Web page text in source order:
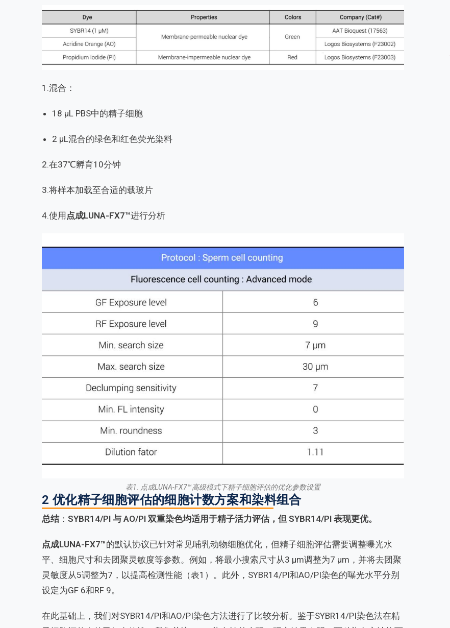
1.混合：
18 μL PBS中的精子细胞
2 μL混合的绿色和红色荧光染料
2.在37℃孵育10分钟
3.将样本加载至合适的载玻片
4.使用 点成LUNA-FX7™进行分析
表1. 点成LUNA-FX7™高级模式下精子细胞评估的优化参数设置
2 优化精子细胞评估的细胞计数方案和染料组合
总结： SYBR14/PI 与 AO/PI 双重染色均适用于精子活力评估，但 SYBR14/PI 表现更优。
点成LUNA-FX7™的默认协议已针对常见哺乳动物细胞优化，但精子细胞评估需要调整曝光水
平、细胞尺寸和去团聚灵敏度等参数。例如，将最小搜索尺寸从3 µm调整为7 µm，并将去团聚
灵敏度从5调整为7，以提高检测性能（表1）。此外，SYBR14/PI和AO/PI染色的曝光水平分别
设定为GF 6和RF 9。
在此基础上，我们对SYBR14/PI和AO/PI染色方法进行了比较分析。鉴于SYBR14/PI染色法在精